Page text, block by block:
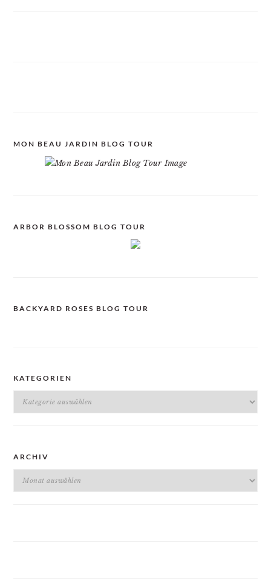
MON BEAU JARDIN BLOG TOUR
ARBOR BLOSSOM BLOG TOUR
BACKYARD ROSES BLOG TOUR
KATEGORIEN
Kategorien
ARCHIV
Archiv